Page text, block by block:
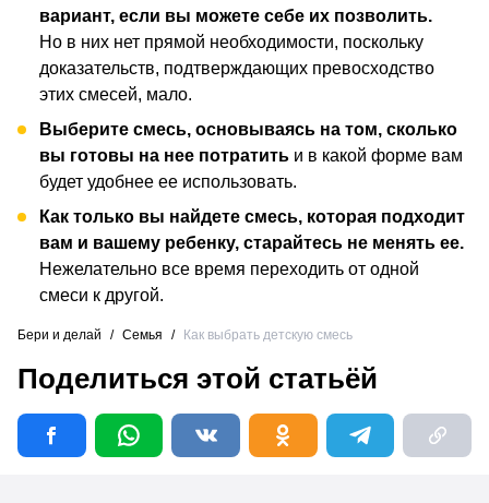
вариант, если вы можете себе их позволить.
Но в них нет прямой необходимости, поскольку
доказательств, подтверждающих превосходство
этих смесей, мало.
Выберите смесь, основываясь на том, сколько
вы готовы на нее потратить и в какой форме вам
будет удобнее ее использовать.
Как только вы найдете смесь, которая подходит
вам и вашему ребенку, старайтесь не менять ее.
Нежелательно все время переходить от одной
смеси к другой.
Бери и делай / Семья / Как выбрать детскую смесь
Поделиться этой статьёй